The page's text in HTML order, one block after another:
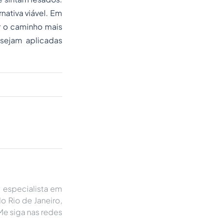
viável. Em
caminho mais
aplicadas
especialista em
Rio de Janeiro,
siga nas redes